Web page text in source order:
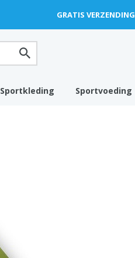
GRATIS VERZENDING
Sportkleding Sportvoeding